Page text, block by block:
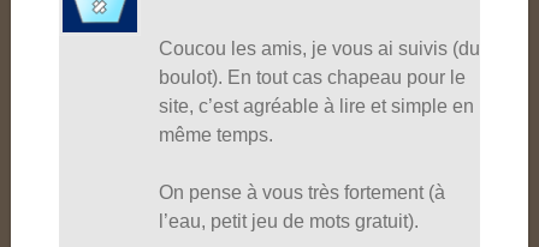
Coucou les amis, je vous ai suivis (du
boulot). En tout cas chapeau pour le
site, c’est agréable à lire et simple en
même temps.
On pense à vous très fortement (à
l’eau, petit jeu de mots gratuit).